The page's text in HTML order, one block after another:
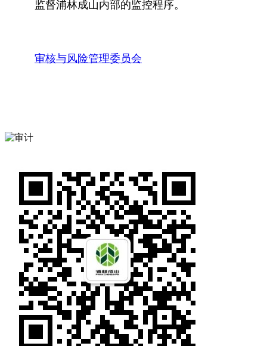
监督浦林成山内部的监控程序。
审核与风险管理委员会